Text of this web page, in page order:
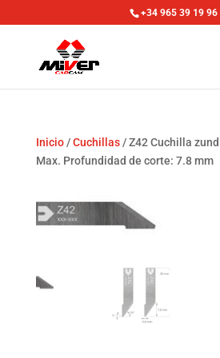
+34 965 39 19 96
Inicio/Cuchillas/ Z42 Cuchilla
Max. Profundidad de corte: 7.8 mm